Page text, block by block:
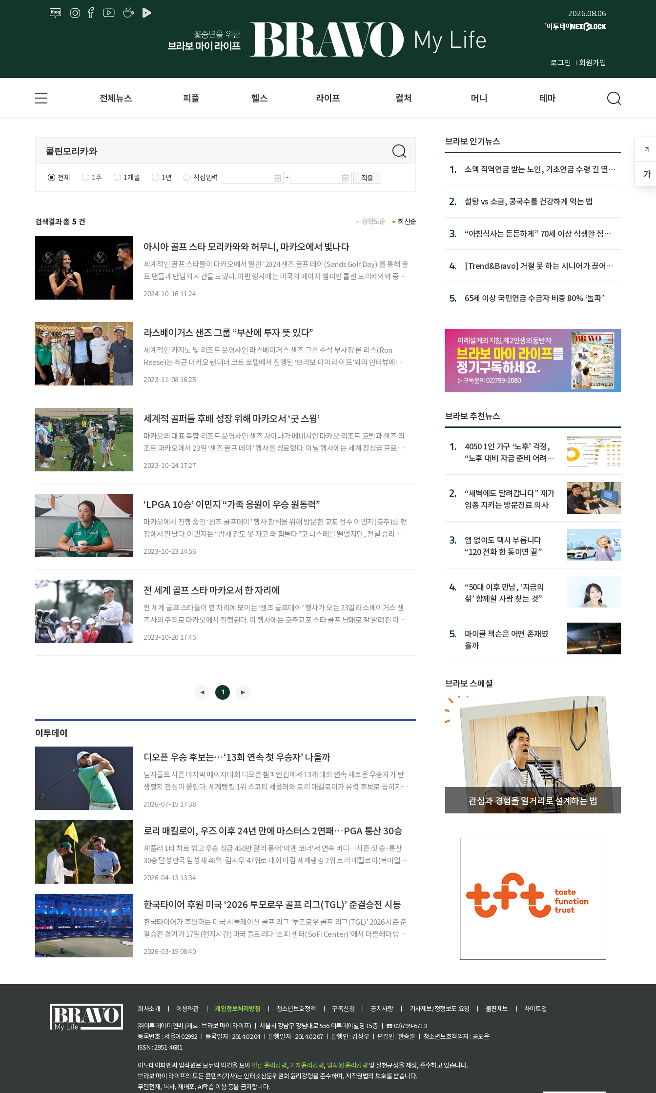
2026.08.06
로그인 회원가입
가
가
전체뉴스 피플 헬스 라이프 컬처 머니 테마
전체 1주 1개월 1년 직접입력 ~ 적용
검색결과 총 5 건 최신순
정확도순
아시아 골프 스타 모리카와와 허무니, 마카오에서 빛나다
세계적인 골프 스타들이 마카오에서 열린 '2024 샌즈 골프 데이(Sands Golf Day)'를 통해 골
프 팬들과 만남의 시간을 보냈다. 이번 행사에는 미국의 메이저 챔피언 콜린 모리카와와 중국
2024-10-16 11:24
라스베이거스 샌즈 그룹 “부산에 투자 뜻 있다”
세계적인 카지노 및 리조트 운영사인 라스베이거스 샌즈 그룹 수석 부사장 론 리스(Ron
Reese)는 최근 마카오 런더너 코트 호텔에서 진행된 ‘브라보 마이 라이프’와의 인터뷰에서
2023-11-08 16:25
세계적 골퍼들 후배 성장 위해 마카오서 ‘굿 스윙’
마카오의 대표 복합 리조트 운영사인 샌즈 차이나가 베네치안 마카오 리조트 호텔과 샌즈 리
조트 마카오에서 23일 ‘샌즈 골프 데이’ 행사를 성료했다. 이날 행사에는 세계 정상급 프로골
2023-10-24 17:27
‘LPGA 10승’ 이민지 “가족 응원이 우승 원동력”
마카오에서 진행 중인 ‘샌즈 골프데이’ 행사 참석을 위해 방문한 교포 선수 이민지(호주)를 현
장에서 만났다. 이민지는 “밤새 잠도 못 자고 와 힘들다”고 너스레를 떨었지만, 전날 승리의
2023-10-23 14:56
전 세계 골프 스타 마카오서 한 자리에
전 세계 골프 스타들이 한 자리에 모이는 ‘샌즈 골프데이’ 행사가 오는 23일 라스베이거스 샌
즈사의 주최로 마카오에서 진행된다. 이 행사에는 호주교포 스타 골프 남매로 잘 알려진 이민
2023-10-20 17:45
1
▶
이투데이
디오픈 우승 후보는…‘13회 연속 첫 우승자’ 나올까
남자골프 시즌 마지막 메이저대회 디오픈 챔피언십에서 13개 대회 연속 새로운 우승자가 탄
생할지 관심이 쏠린다. 세계랭킹 1위 스코티 셰플러와 로리 매킬로이가 유력 후보로 꼽히지만
2026-07-15 17:38
로리 매킬로이, 우즈 이후 24년 만에 마스터스 2연패…PGA 통산 30승
셰플러 1타 차로 꺾고 우승 상금 450만 달러 품어'아멘 코너'서 연속 버디…시즌 첫 승·통산
30승 달성한국 임성재 46위·김시우 47위로 대회 마감 세계랭킹 2위 로리 매킬로이(북아일랜
2026-04-13 13:34
한국타이어 후원 미국 ‘2026 투모로우 골프 리그(TGL)’ 준결승전 시동
한국타이어가 후원하는 미국 시뮬레이션 골프 리그 ‘투모로우 골프 리그(TGL)’ 2026 시즌 준
결승전 경기가 17일(현지시간) 미국 플로리다 ‘소피 센터(SoFi Center)’에서 더블헤더 방식
2026-03-15 08:40
브라보 인기뉴스
1.
소액 직역연금 받는 노인, 기초연금 수령 길 열린
2. 설탕 vs 소금, 콩국수를 건강하게 먹는 법
3.
“아침식사는 든든하게” 70세 이상 식생활 점수
4.
[Trend&Bravo] 거절 못 하는 시니어가 끊어야
5. 65세 이상 국민연금 수급자 비중 80% ‘돌파’
브라보 추천뉴스
1.
4050 1인 가구 ‘노후’ 걱정,
“노후 대비 자금 준비 어려
2.
“새벽에도 달려갑니다” 재가
임종 지키는 방문진료 의사
3.
앱 없이도 택시 부릅니다
“120 전화 한 통이면 끝”
4.
“50대 이후 만남, ‘지금의
삶’ 함께할 사람 찾는 것”
5.
마이클 잭슨은 어떤 존재였
을까
브라보 스페셜
관심과 경험을 일거리로 설계하는 법
회사소개 ㅣ 이용약관 ㅣ 개인정보처리방침 ㅣ 청소년보호정책 ㅣ 구독신청 ㅣ 공지사항 ㅣ 기사제보/정정보도 요청 ㅣ 불편제보 ㅣ
사이트맵
㈜이투데이피엔씨 (제호 : 브라보 마이 라이프) ㅣ 서울시 강남구 강남대로 556 이투데이빌딩 15층 ㅣ ☎ 02)799-6713
등록번호 : 서울아02992 ㅣ 등록일자 : 2014.02.04 ㅣ 발행일자 : 2014.02.07 ㅣ 발행인 : 김상우 ㅣ 편집인 : 한승훈 ㅣ 청소년보호책임자 : 공도윤
ISSN : 2951-4681
이투데이피엔씨 임직원은 모두의 의견을 모아언론 윤리강령, 기자윤리강령, 임직원 윤리강령 및 실천규정을 제정, 준수하고 있습니다.
브라보 마이 라이프의 모든 콘텐츠(기사)는 인터넷신문위원회 윤리강령을 준수하며, 저작권법의 보호를 받습니다.
무단전재, 복사, 재배포, AI학습 이용 등을 금지합니다.